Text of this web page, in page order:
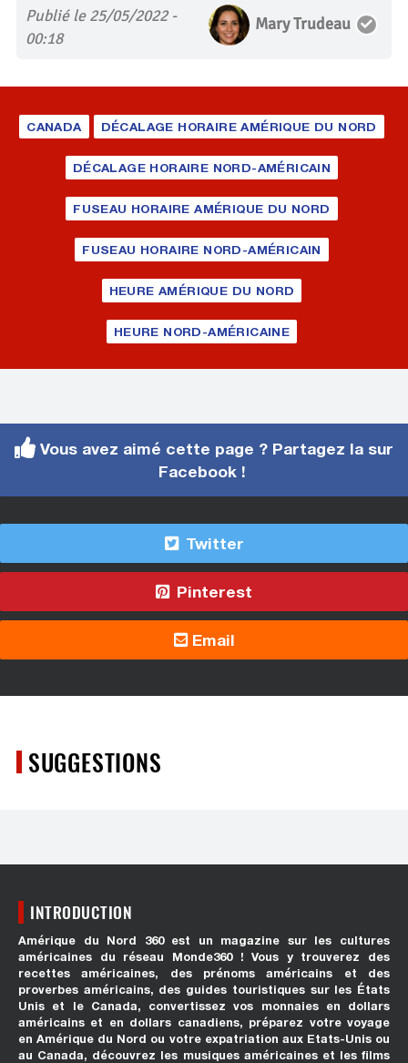
Publié le 25/05/2022 -
00:18
Mary Trudeau
CANADA DÉCALAGE HORAIRE AMÉRIQUE DU NORD
DÉCALAGE HORAIRE NORD-AMÉRICAIN
FUSEAU HORAIRE AMÉRIQUE DU NORD
FUSEAU HORAIRE NORD-AMÉRICAIN
HEURE AMÉRIQUE DU NORD
HEURE NORD-AMÉRICAINE
Vous avez aimé cette page ? Partagez la sur
Facebook !
Twitter
Pinterest
Email
SUGGESTIONS
INTRODUCTION
Amérique du Nord 360 est un magazine sur les cultures
américaines du réseau Monde360 ! Vous y trouverez des
recettes américaines, des prénoms américains et des
proverbes américains, des guides touristiques sur les États
Unis et le Canada, convertissez vos monnaies en dollars
américains et en dollars canadiens, préparez votre voyage
en Amérique du Nord ou votre expatriation aux Etats-Unis ou
au Canada, découvrez les musiques américaines et les films